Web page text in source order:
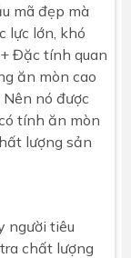
mã đẹp mà
lực lớn, khó
Đặc tính quan
ăn mòn cao
nó được
tính ăn mòn
lượng sản
người tiêu
chất lượng